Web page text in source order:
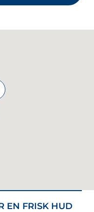
EN FRISK HUD